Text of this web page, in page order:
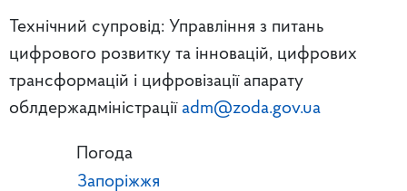
Технічний супровід: Управління з питань
цифрового розвитку та інновацій, цифрових
трансформацій і цифровізації апарату
облдержадміністрації adm@zoda.gov.ua
Погода
Запоріжжя